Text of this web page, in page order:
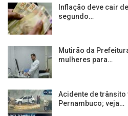
Inflação deve cair
segundo…
Mutirão da
mulheres para…
Acidente de
Pernambuco; veja…